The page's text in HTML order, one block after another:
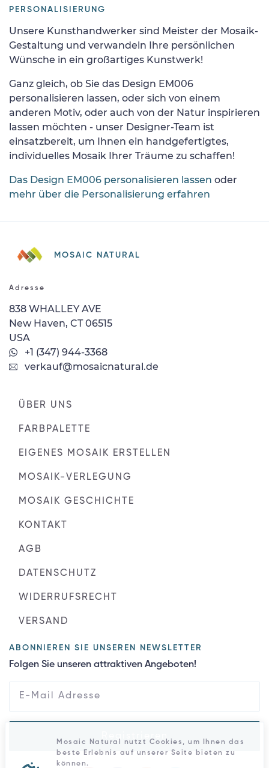
PERSONALISIERUNG
Unsere Kunsthandwerker sind Meister der Mosaik-
Gestaltung und verwandeln Ihre persönlichen
Wünsche in ein großartiges Kunstwerk!
Ganz gleich, ob Sie das Design EM006
personalisieren lassen, oder sich von einem
anderen Motiv, oder auch von der Natur inspirieren
lassen möchten - unser Designer-Team ist
einsatzbereit, um Ihnen ein handgefertigtes,
individuelles Mosaik Ihrer Träume zu schaffen!
Das Design EM006 personalisieren lassen oder
mehr über die Personalisierung erfahren
MOSAIC NATURAL
Adresse
838 WHALLEY AVE
New Haven, CT 06515
USA
+1 (347) 944-3368
verkauf@mosaicnatural.de
ÜBER UNS
FARBPALETTE
EIGENES MOSAIK ERSTELLEN
MOSAIK-VERLEGUNG
MOSAIK GESCHICHTE
KONTAKT
AGB
DATENSCHUTZ
WIDERRUFSRECHT
VERSAND
ABONNIEREN SIE UNSEREN NEWSLETTER
Folgen Sie unseren attraktiven Angeboten!
Mosaic Natural nutzt Cookies, um Ihnen das
beste Erlebnis auf unserer Seite bieten zu
können.